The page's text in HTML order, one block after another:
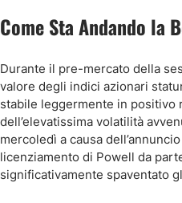
Come Sta Andando la
Durante il pre-mercato della
valore degli indici azionari
stabile leggermente in positivo
dell’elevatissima volatilità
mercoledì a causa
licenziamento di Powell da
significativamente spaventato